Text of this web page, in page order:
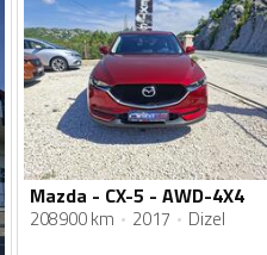
Mazda - CX-5 - AWD-4X4
208900 km 2017 Dizel